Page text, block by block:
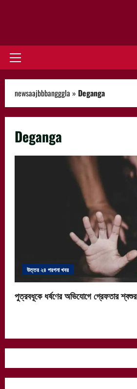
Primary
newsaajbbbangggla » Deganga
Deganga
উত্তর ২৪ পরগনা খবর
পুত্রবধূকে ধর্ষণের অভিযোগে গ্রেফতার শ্বশুর